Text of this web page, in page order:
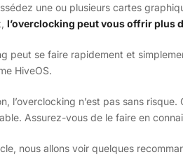
une ou plusieurs cartes
l’overclocking peut vous offrir plus
peut se faire rapidement et
HiveOS.
l’overclocking n’est pas sans
Assurez-vous de le faire en
nous allons voir quelques